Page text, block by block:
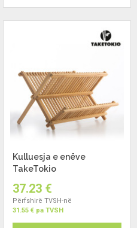
Kulluesja e enëve
TakeTokio
37.23 €
Përfshirë TVSH-në
31.55 € pa TVSH